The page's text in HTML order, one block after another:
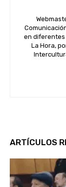
en diferentes
La Hora,
ARTÍCULOS